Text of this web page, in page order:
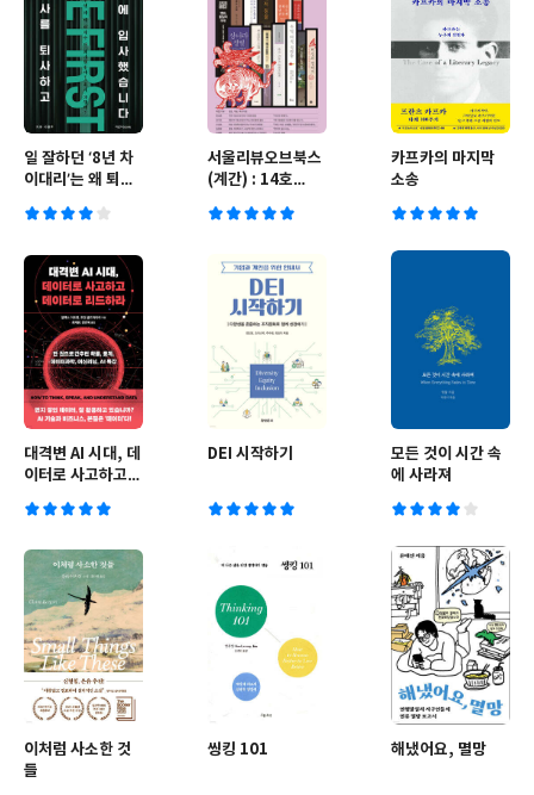
일 잘하던 ‘8년 차
이대리’는 왜 퇴사
러?
서울리뷰오브북스
(계간) : 14호
카프카의 마지막
소송
대격변 AI 시대, 데
이터로 사고하고
DEI 시작하기
모든 것이 시간 속
에 사라져
이처럼 사소한 것
들
씽킹 101 해냈어요, 멸망